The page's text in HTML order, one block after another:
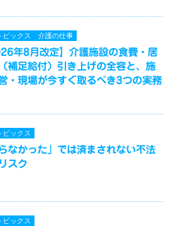
ピックス 介護の仕事
年8月改定】介護施設の食費・居
補足給付）引き上げの全容と、施
・現場が今すぐ取るべき3つの実務
ピックス
らなかった」では済まされない不法
スク
ピックス